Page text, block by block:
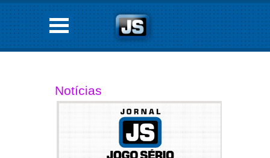
Notícias